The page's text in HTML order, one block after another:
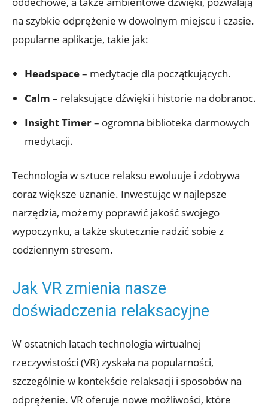
na szybkie odprężenie w dowolnym miejscu i czasie.
popularne aplikacje, takie jak:
Headspace– medytacje dla początkujących.
Calm – relaksujące dźwięki i historie na dobranoc.
Insight Timer– ogromna biblioteka darmowych
medytacji.
Technologia w sztuce relaksu ewoluuje i zdobywa
coraz większe uznanie. Inwestując w najlepsze
narzędzia, możemy poprawić jakość swojego
wypoczynku, a także skutecznie radzić sobie z
codziennym stresem.
Jak VR zmienia nasze
doświadczenia relaksacyjne
W ostatnich latach technologia wirtualnej
rzeczywistości (VR) zyskała na popularności,
szczególnie w kontekście relaksacji i sposobów na
odprężenie. VR oferuje nowe możliwości, które